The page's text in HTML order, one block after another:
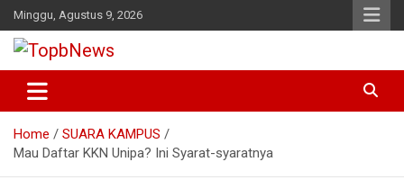
Skip
to
content
Minggu, Agustus 9, 2026
Home
SUARA KAMPUS
Mau Daftar KKN Unipa? Ini Syarat-syaratnya